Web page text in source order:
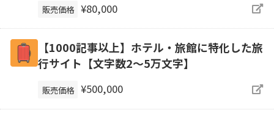
販売価格 ¥80,000
【1000記事以上】ホテル・旅館に特化した旅
行サイト【文字数2〜5万文字】
販売価格 ¥500,000